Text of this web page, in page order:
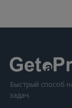
Быстрый способ
задач.